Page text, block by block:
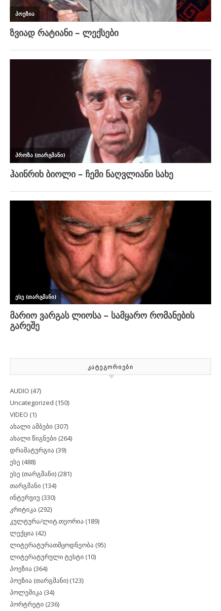
ᲙᲐᲢᲔᲒᲝᲠᲘᲔᲑᲘ
AUDIO (47)
Uncategorized (150)
VIDEO (1)
ახალი ამბები (307)
ახალი წიგნები (264)
დრამატურგია (39)
ესე (488)
ესე (თარგმანი) (281)
თარგმანი (134)
ინტერვიუ (330)
კრიტიკა (292)
კულტურა/ლიტ.თეორია (189)
ლექცია (42)
ლიტერატურათმცოდნეობა (95)
ლიტერატურული ტესტი (10)
პოეზია (364)
პოეზია (თარგმანი) (123)
პოლემიკა (34)
პორტრეტი (236)